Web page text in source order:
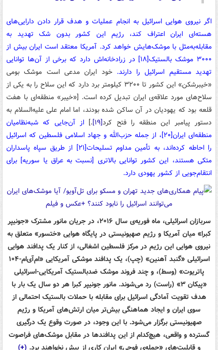
اگر نیروی هوایی اسرائیل به انجام عملیات و هدف قرار دادن دارایی‌های
هسته‌ای ایران اعتراف کند، رژیم این کشور بدون شک تهدید به
مقابله‌به‌مثل با موشک‌هایش خواهد کرد. آمریکا معتقد است ایران بیش از
۳۰۰۰ موشک بالستیک
[۱۸] در زرادخانه‌اش دارد که برخی از آن‌ها توانایی
تهدید مستقیم اسرائیل را دارند. خود ایران مدعی است موشک بومی
«خیبرشکن» این کشور تا ۳۲۰۰ کیلومتر برد دارد که این سلاح را به یکی از
سلاح‌های مورد علاقه‌ی ایران تبدیل کرده است. [«خیبر» منطقه‌ای با هفت
قلعه بود که یهودیان در آن ساکن شده بودند، اما امام علی علیه‌السلام به
دستور پیامبر این منطقه را فتح کرد[۱۹].]از آن‌جایی که شبه‌نظامیان
منطقه‌ای ایران[۲۰]، از جمله حزب‌الله و جهاد اسلامی فلسطین که اسرائیل
را احاطه کرده‌اند، به تأمین مداوم تسلیحات[۲۱] از طریق سپاه پاسداران
متکی هستند، این کشور توانایی بالاتری [نسبت به عراق یا سوریه] برای
انتقام‌جویی از کشور یهودی دارد.
سربازان اسرائیلی، ماه فوریه‌ی سال ۲۰۱۶، در جریان مانور مشترک «جونیپر
کبرا» میان آمریکا و رژیم صهیونیستی در پایگاه هوایی «ختسور» متعلق به
نیروی هوایی این رژیم در مرکز فلسطین اشغالی، از کنار یک پدافند هوایی
اسرائیلی «گنبد آهنین» (چپ)، یک پدافند موشکی آمریکایی «ام‌آی‌ام-۱۰۴
پاتریوت» (وسط)، و چند فروند موشک ضدبالستیک آمریکایی-اسرائیلی
«پیکان ۳» (راست) رد می‌شوند. مانور جونیپر کبرا هر دو سال یک بار با
هدف تقویت آمادگی اسرائیل برای مقابله با حملات بالستیک احتمالی از
سوی ایران و ایجاد هماهنگی بیش‌تر میان ارتش‌های آمریکا و رژیم
صهیونیستی برگزار می‌شود. با این وجود، در صورت وقوع یک درگیری
گسترده و واقعی، هیچ‌کدام از این پدافندها در مقابل موشک‌های فراصوت
و قابلیت‌های «حمله‌ی فوجی» ایران کاری از پیش نخواهند برد.(+)